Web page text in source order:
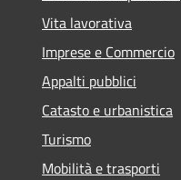
Vita lavorativa
Imprese e Commercio
Appalti pubblici
Catasto e urbanistica
Turismo
Mobilità e trasporti